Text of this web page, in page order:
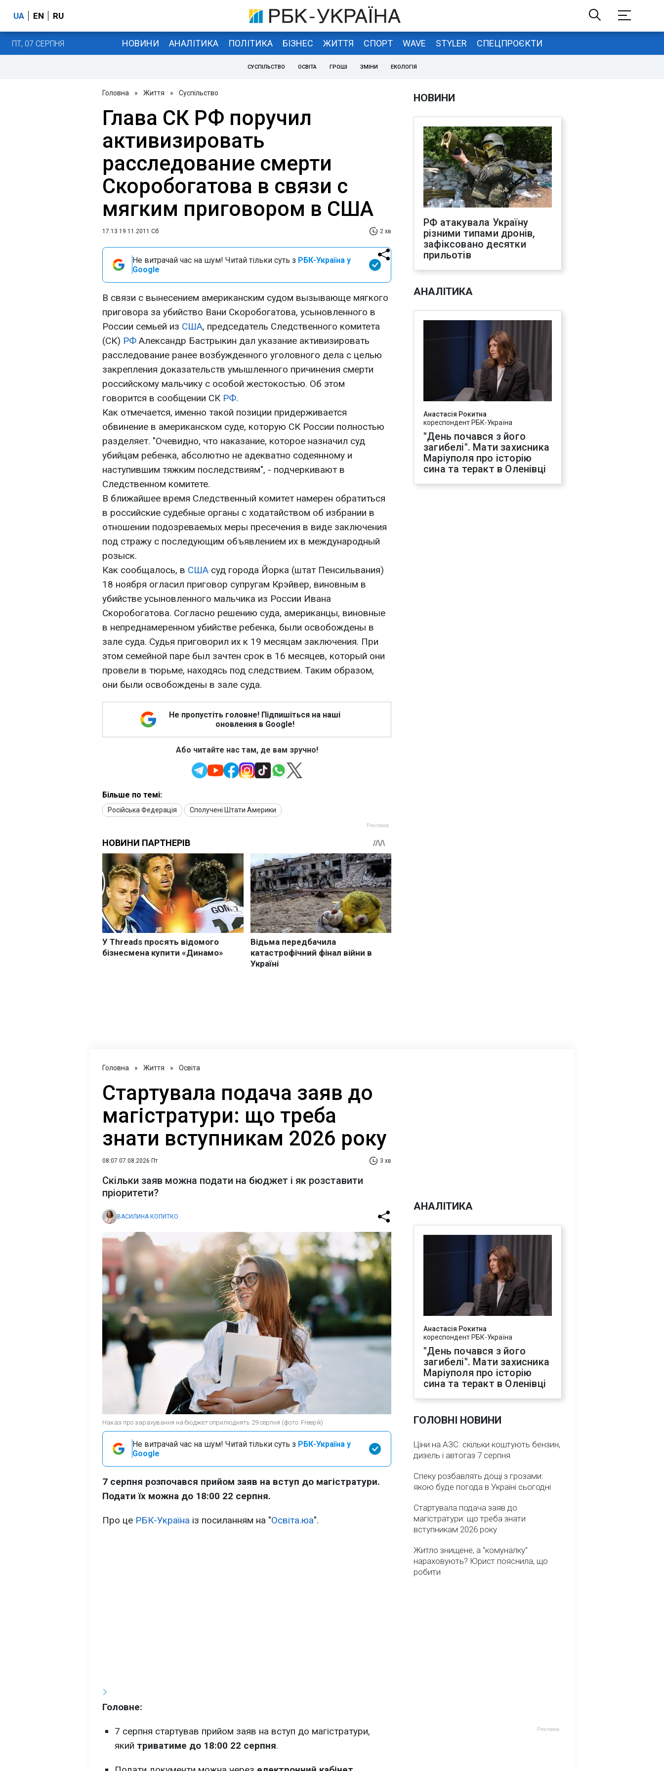
UA EN RU
ПТ, 07 СЕРПНЯ НОВИНИ АНАЛІТИКА ПОЛІТИКА БІЗНЕС ЖИТТЯ СПОРТ WAVE STYLER СПЕЦПРОЄКТИ
СУСПІЛЬСТВО ОСВІТА ГРОШІ ЗМІНИ ЕКОЛОГІЯ
Головна » Життя » Суспільство
Глава СК РФ поручил
активизировать
расследование смерти
Скоробогатова в связи с
мягким приговором в США
17:13 19.11.2011 Сб 2 хв
Не витрачай час на шум! Читай тільки суть з РБК-Україна у
Google
В связи с вынесением американским судом вызывающе мягкого
приговора за убийство Вани Скоробогатова, усыновленного в
России семьей из США, председатель Следственного комитета
(СК) РФ Александр Бастрыкин дал указание активизировать
расследование ранее возбужденного уголовного дела с целью
закрепления доказательств умышленного причинения смерти
российскому мальчику с особой жестокостью. Об этом
говорится в сообщении СК РФ.
Как отмечается, именно такой позиции придерживается
обвинение в американском суде, которую СК России полностью
разделяет. "Очевидно, что наказание, которое назначил суд
убийцам ребенка, абсолютно не адекватно содеянному и
наступившим тяжким последствиям", - подчеркивают в
Следственном комитете.
В ближайшее время Следственный комитет намерен обратиться
в российские судебные органы с ходатайством об избрании в
отношении подозреваемых меры пресечения в виде заключения
под стражу с последующим объявлением их в международный
розыск.
Как сообщалось, в США суд города Йорка (штат Пенсильвания)
18 ноября огласил приговор супругам Крэйвер, виновным в
убийстве усыновленного мальчика из России Ивана
Скоробогатова. Согласно решению суда, американцы, виновные
в непреднамеренном убийстве ребенка, были освобождены в
зале суда. Судья приговорил их к 19 месяцам заключения. При
этом семейной паре был зачтен срок в 16 месяцев, который они
провели в тюрьме, находясь под следствием. Таким образом,
они были освобождены в зале суда.
Не пропустіть головне! Підпишіться на наші
оновлення в Google!
Або читайте нас там, де вам зручно!
Більше по темі:
Російська Федерація Сполучені Штати Америки
НОВИНИ
РФ атакувала Україну
різними типами дронів,
зафіксовано десятки
прильотів
АНАЛІТИКА
Анастасія Рокитна
кореспондент РБК-Україна
"День почався з його
загибелі". Мати захисника
Маріуполя про історію
сина та теракт в Оленівці
Головна » Життя » Освіта
Стартувала подача заяв до
магістратури: що треба
знати вступникам 2026 року
08:07 07.08.2026 Пт 3 хв
Скільки заяв можна подати на бюджет і як розставити
пріоритети?
ВАСИЛИНА КОПИТКО
Наказ про зарахування на бюджет оприлюднять 29 серпня (фото: Freepik)
Не витрачай час на шум! Читай тільки суть з РБК-Україна у
Google
7 серпня розпочався прийом заяв на вступ до магістратури.
Подати їх можна до 18:00 22 серпня.
Про це РБК-Україна із посиланням на "Освіта.юа".
Головне:
7 серпня стартував прийом заяв на вступ до магістратури,
який триватиме до 18:00 22 серпня.
АНАЛІТИКА
Анастасія Рокитна
кореспондент РБК-Україна
"День почався з його
загибелі". Мати захисника
Маріуполя про історію
сина та теракт в Оленівці
ГОЛОВНІ НОВИНИ
Ціни на АЗС: скільки коштують бензин,
дизель і автогаз 7 серпня
Спеку розбавлять дощі з грозами:
якою буде погода в Україні сьогодні
Стартувала подача заяв до
магістратури: що треба знати
вступникам 2026 року
Житло знищене, а "комуналку"
нараховують? Юрист пояснила, що
робити